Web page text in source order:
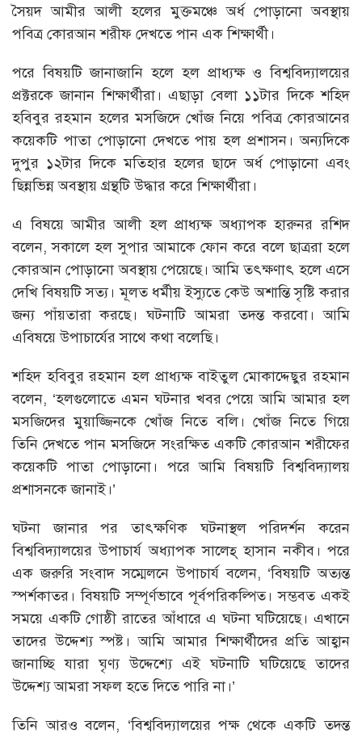
সৈয়দ আমীর আলী হলের মুক্তমঞ্চে অর্ধ পোড়ানো অবস্থায়
পবিত্র কোরআন শরীফ দেখতে পান এক শিক্ষার্থী।
পরে বিষয়টি জানাজানি হলে হল প্রাধ্যক্ষ ও বিশ্ববিদ্যালয়ের
প্রক্টরকে জানান শিক্ষার্থীরা। এছাড়া বেলা ১১টার দিকে শহিদ
হবিবুর রহমান হলের মসজিদে খোঁজ নিয়ে পবিত্র কোরআনের
কয়েকটি পাতা পোড়ানো দেখতে পায় হল প্রশাসন। অন্যদিকে
দুপুর ১২টার দিকে মতিহার হলের ছাদে অর্ধ পোড়ানো এবং
ছিন্নভিন্ন অবস্থায় গ্রন্থটি উদ্ধার করে শিক্ষার্থীরা।
এ বিষয়ে আমীর আলী হল প্রাধ্যক্ষ অধ্যাপক হারুনর রশিদ
বলেন, সকালে হল সুপার আমাকে ফোন করে বলে ছাত্ররা হলে
কোরআন পোড়ানো অবস্থায় পেয়েছে। আমি তৎক্ষণাৎ হলে এসে
দেখি বিষয়টি সত্য। মূলত ধর্মীয় ইস্যুতে কেউ অশান্তি সৃষ্টি করার
জন্য পাঁয়তারা করছে। ঘটনাটি আমরা তদন্ত করবো। আমি
এবিষয়ে উপাচার্যের সাথে কথা বলেছি।
শহিদ হবিবুর রহমান হল প্রাধ্যক্ষ বাইতুল মোকাদ্দেছুর রহমান
বলেন, ‘হলগুলোতে এমন ঘটনার খবর পেয়ে আমি আমার হল
মসজিদের মুয়াজ্জিনকে খোঁজ নিতে বলি। খোঁজ নিতে গিয়ে
তিনি দেখতে পান মসজিদে সংরক্ষিত একটি কোরআন শরীফের
কয়েকটি পাতা পোড়ানো। পরে আমি বিষয়টি বিশ্ববিদ্যালয়
প্রশাসনকে জানাই।’
ঘটনা জানার পর তাৎক্ষণিক ঘটনাস্থল পরিদর্শন করেন
বিশ্ববিদ্যালয়ের উপাচার্য অধ্যাপক সালেহ্ হাসান নকীব। পরে
এক জরুরি সংবাদ সম্মেলনে উপাচার্য বলেন, ‘বিষয়টি অত্যন্ত
স্পর্শকাতর। বিষয়টি সম্পূর্ণভাবে পূর্বপরিকল্পিত। সম্ভবত একই
সময়ে একটি গোষ্ঠী রাতের আঁধারে এ ঘটনা ঘটিয়েছে। এখানে
তাদের উদ্দেশ্য স্পষ্ট। আমি আমার শিক্ষার্থীদের প্রতি আহ্বান
জানাচ্ছি যারা ঘৃণ্য উদ্দেশ্যে এই ঘটনাটি ঘটিয়েছে তাদের
উদ্দেশ্য আমরা সফল হতে দিতে পারি না।’
তিনি আরও বলেন, ‘বিশ্ববিদ্যালয়ের পক্ষ থেকে একটি তদন্ত